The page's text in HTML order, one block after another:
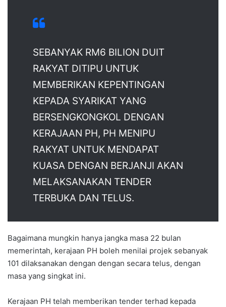
SEBANYAK RM6 BILION DUIT
RAKYAT DITIPU UNTUK
MEMBERIKAN KEPENTINGAN
KEPADA SYARIKAT YANG
BERSENGKONGKOL DENGAN
KERAJAAN PH, PH MENIPU
RAKYAT UNTUK MENDAPAT
KUASA DENGAN BERJANJI AKAN
MELAKSANAKAN TENDER
TERBUKA DAN TELUS.
Bagaimana mungkin hanya jangka masa 22 bulan
memerintah, kerajaan PH boleh menilai projek sebanyak
101 dilaksanakan dengan dengan secara telus, dengan
masa yang singkat ini.
Kerajaan PH telah memberikan tender terhad kepada